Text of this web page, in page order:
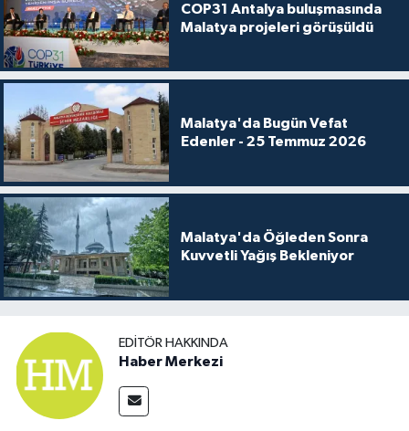
COP31 Antalya buluşmasında
Malatya projeleri görüşüldü
Malatya'da Bugün Vefat
Edenler - 25 Temmuz 2026
Malatya'da Öğleden Sonra
Kuvvetli Yağış Bekleniyor
EDITÖR HAKKINDA
Haber Merkezi